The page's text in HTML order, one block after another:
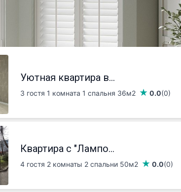
Уютная квартира в...
3 гостя 1 комната 1 спальня 36м2 0.0(0)
Квартира с "Лампо...
4 гостя 2 комнаты 2 спальни 50м2 0.0(0)